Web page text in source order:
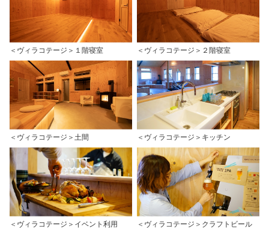
＜ヴィラコテージ＞１階寝室 ＜ヴィラコテージ＞２階寝室
＜ヴィラコテージ＞土間 ＜ヴィラコテージ＞キッチン
＜ヴィラコテージ＞イベント利用 ＜ヴィラコテージ＞クラフトビール